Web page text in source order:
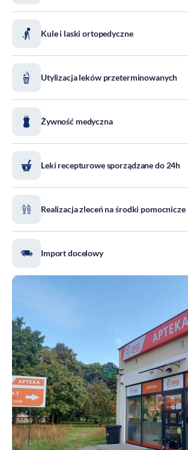
Społeczeństwo
Standardy Ochrony Małoletnich
Tradycja aptekarstwa
Kodeks Etyki
Do pobrania
Dla akcjonariuszy
Kule i laski ortopedyczne
Utylizacja leków przeterminowanych
Żywność medyczna
Leki recepturowe sporządzane do 24h
Realizacja zleceń na środki pomocnicze
Import docelowy